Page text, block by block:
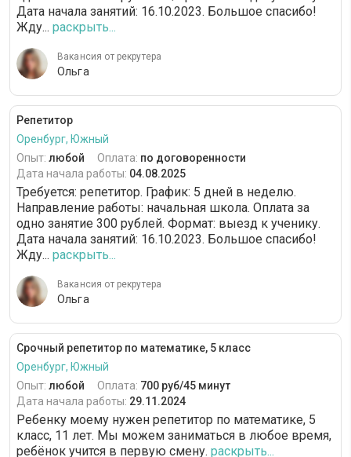
Дата начала занятий: 16.10.2023. Большое спасибо!
Жду... раскрыть...
Вакансия от рекрутера
Ольга
Репетитор
Оренбург, Южный
Опыт: любой Оплата: по договоренности
Дата начала работы: 04.08.2025
Требуется: репетитор. График: 5 дней в неделю.
Направление работы: начальная школа. Оплата за
одно занятие 300 рублей. Формат: выезд к ученику.
Дата начала занятий: 16.10.2023. Большое спасибо!
Жду... раскрыть...
Вакансия от рекрутера
Ольга
Срочный репетитор по математике, 5 класс
Оренбург, Южный
Опыт: любой Оплата: 700 руб/45 минут
Дата начала работы: 29.11.2024
Ребенку моему нужен репетитор по математике, 5
класс, 11 лет. Мы можем заниматься в любое время,
ребёнок учится в первую смену. раскрыть...